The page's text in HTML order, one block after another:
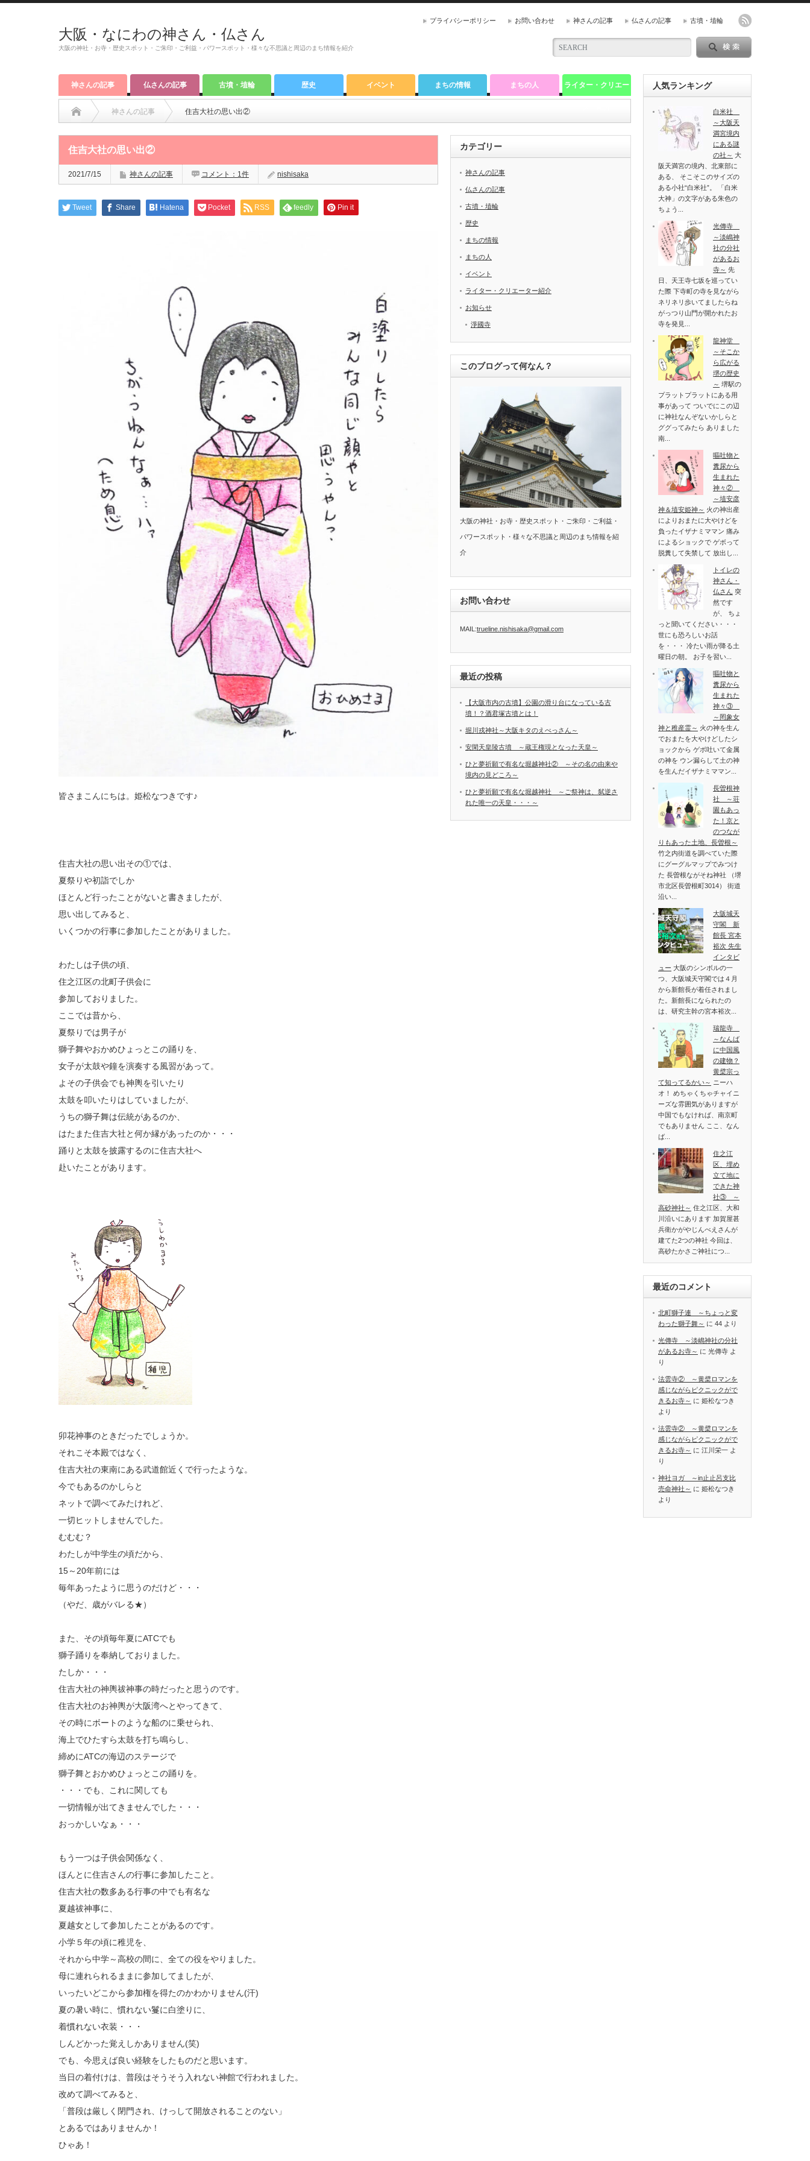
大阪・なにわの神さん・仏さん
大阪の神社・お寺・歴史スポット・ご朱印・ご利益・パワースポット・様々な不思議と周辺のまち情報を紹介
プライバシーポリシー お問い合わせ 神さんの記事 仏さんの記事 古墳・埴輪
神さんの記事 仏さんの記事 古墳・埴輪 歴史 イベント まちの情報 まちの人 ライター・クリエー
神さんの記事 住吉大社の思い出②
住吉大社の思い出②
2021/7/15 神さんの記事 コメント：1件 nishisaka
Tweet Share Hatena Pocket RSS feedly Pin it
皆さまこんにちは。姫松なつきです♪
住吉大社の思い出その①では、
夏祭りや初詣でしか
ほとんど行ったことがないと書きましたが、
思い出してみると、
いくつかの行事に参加したことがありました。
わたしは子供の頃、
住之江区の北町子供会に
参加しておりました。
ここでは昔から、
夏祭りでは男子が
獅子舞やおかめひょっとこの踊りを、
女子が太鼓や鐘を演奏する風習があって。
よその子供会でも神輿を引いたり
太鼓を叩いたりはしていましたが、
うちの獅子舞は伝統があるのか、
はたまた住吉大社と何か縁があったのか・・・
踊りと太鼓を披露するのに住吉大社へ
赴いたことがあります。
卯花神事のときだったでしょうか。
それこそ本殿ではなく、
住吉大社の東南にある武道館近くで行ったような。
今でもあるのかしらと
ネットで調べてみたけれど、
一切ヒットしませんでした。
むむむ？
わたしが中学生の頃だから、
15～20年前には
毎年あったように思うのだけど・・・
（やだ、歳がバレる★）
また、その頃毎年夏にATCでも
獅子踊りを奉納しておりました。
たしか・・・
住吉大社の神輿祓神事の時だったと思うのです。
住吉大社のお神輿が大阪湾へとやってきて、
その時にボートのような船のに乗せられ、
海上でひたすら太鼓を打ち鳴らし、
締めにATCの海辺のステージで
獅子舞とおかめひょっとこの踊りを。
・・・でも、これに関しても
一切情報が出てきませんでした・・・
おっかしいなぁ・・・
もう一つは子供会関係なく、
ほんとに住吉さんの行事に参加したこと。
住吉大社の数多ある行事の中でも有名な
夏越祓神事に、
夏越女として参加したことがあるのです。
小学５年の頃に稚児を、
それから中学～高校の間に、全ての役をやりました。
母に連れられるままに参加してましたが、
いったいどこから参加権を得たのかわかりません(汗)
夏の暑い時に、慣れない鬘に白塗りに、
着慣れない衣装・・・
しんどかった覚えしかありません(笑)
でも、今思えば良い経験をしたものだと思います。
当日の着付けは、普段はそうそう入れない神館で行われました。
改めて調べてみると、
「普段は厳しく閉門され、けっして開放されることのない」
とあるではありませんか！
ひゃあ！
カテゴリー
神さんの記事
仏さんの記事
古墳・埴輪
歴史
まちの情報
まちの人
イベント
ライター・クリエーター紹介
お知らせ
淨國寺
このブログって何なん？
大阪の神社・お寺・歴史スポット・ご朱印・ご利益・
パワースポット・様々な不思議と周辺のまち情報を紹
介
お問い合わせ
MAIL:trueline.nishisaka@gmail.com
最近の投稿
【大阪市内の古墳】公園の滑り台になっている古
墳！？酒君塚古墳とは！
堀川戎神社～大阪キタのえべっさん～
安閑天皇陵古墳 ～蔵王権現となった天皇～
ひと夢祈願で有名な堀越神社② ～その名の由来や
境内の見どころ～
ひと夢祈願で有名な堀越神社 ～ご祭神は、弑逆さ
れた唯一の天皇・・・～
人気ランキング
白米社
～大阪天
満宮境内
にある謎
の社～ 大
阪天満宮の境内、北東部に
ある、 そこそこのサイズの
ある小社“白米社”。 「白米
大神」の文字がある朱色の
ちょう...
光傳寺
～淡嶋神
社の分社
があるお
寺～ 先
日、天王寺七坂を巡ってい
た際 下寺町の寺を見ながら
ネリネリ歩いてましたらね
がっつり山門が開かれたお
寺を発見...
龍神堂
～そこか
ら広がる
堺の歴史
～ 堺駅の
プラットプラットにある用
事があって ついでにこの辺
に神社なんぞないかしらと
ググってみたら ありました
南...
嘔吐物と
糞尿から
生まれた
神々②
～埴安彦
神＆埴安姫神～ 火の神出産
によりおまたに大やけどを
負ったイザナミママン 痛み
によるショックで ゲボって
脱糞して失禁して 放出し...
トイレの
神さん・
仏さん 突
然です
が、 ちょ
っと聞いてください・・・
世にも恐ろしいお話
を・・・ 冷たい雨が降る土
曜日の朝。 お子を習い...
嘔吐物と
糞尿から
生まれた
神々③
～罔象女
神と稚産霊～ 火の神を生ん
でおまたを大やけどしたシ
ョックから ゲボ吐いて金属
の神を ウン漏らして土の神
を生んだイザナミママン...
長曽根神
社 ～荘
園もあっ
た！京と
のつなが
りもあった土地、長曽根～
竹之内街道を調べていた際
にグーグルマップでみつけ
た 長曽根ながそね神社 （堺
市北区長曽根町3014） 街道
沿い...
大阪城天
守閣 新
館長 宮本
裕次 先生
インタビ
ュー 大阪のシンボルの一
つ、大阪城天守閣では４月
から新館長が着任されまし
た。新館長になられたの
は、研究主幹の宮本裕次...
瑞龍寺
～なんば
に中国風
の建物？
黄檗宗っ
て知ってるかい～ ニーハ
オ！ めちゃくちゃチャイニ
ーズな雰囲気がありますが
中国でもなければ、南京町
でもありません ここ、なん
ば...
住之江
区、埋め
立て地に
できた神
社③ ～
高砂神社～ 住之江区、大和
川沿いにあります 加賀屋甚
兵衛かがやじんべえさんが
建てた2つの神社 今回は、
高砂たかさご神社につ...
最近のコメント
北町獅子連 ～ちょっと変
わった獅子舞～ に 44 より
光傳寺 ～淡嶋神社の分社
があるお寺～ に 光傳寺 よ
り
法雲寺② ～黄檗ロマンを
感じながらピクニックがで
きるお寺～ に 姫松なつき
より
法雲寺② ～黄檗ロマンを
感じながらピクニックがで
きるお寺～ に 江川栄一 よ
り
神社ヨガ ～in止止呂支比
売命神社～ に 姫松なつき
より